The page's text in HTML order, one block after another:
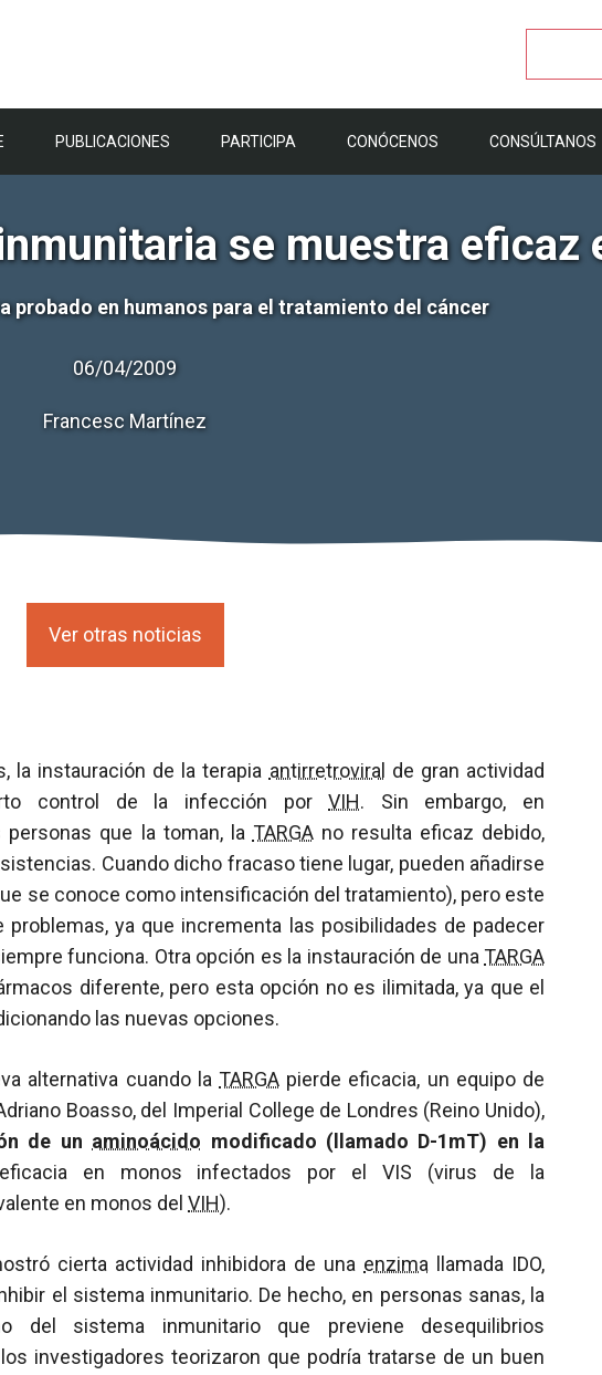
PUBLICACIONES PARTICIPA CONÓCENOS CONSÚLTANOS
se muestra eficaz
probado en humanos para el tratamiento del cáncer
06/04/2009
Francesc Martínez
Ver otras noticias
la instauración de la terapia antirretroviral de gran actividad
control de la infección porVIH. Sin embargo, en
personas que la toman, la TARGAno resulta eficaz debido,
Cuando dicho fracaso tiene lugar, pueden añadirse
se conoce como intensificación del tratamiento), pero este
ya que incrementa las posibilidades de padecer
funciona. Otra opción es la instauración de una TARGA
diferente, pero esta opción no es ilimitada, ya que el
las nuevas opciones.
alternativa cuando la TARGA pierde eficacia, un equipo de
Boasso, del Imperial College de Londres (Reino Unido),
de un aminoácido modificado (llamado D-1mT) en la
en monos infectados por el VIS (virus de la
en monos del VIH).
cierta actividad inhibidora de una enzima llamada IDO,
el sistema inmunitario. De hecho, en personas sanas, la
del sistema inmunitario que previene desequilibrios
investigadores teorizaron que podría tratarse de un buen